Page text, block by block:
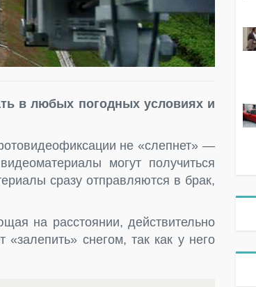
в любых погодных условиях и
не «слепнет» —
могут получиться
сразу отправляются в брак,
на расстоянии, действительно
снегом, так как у него